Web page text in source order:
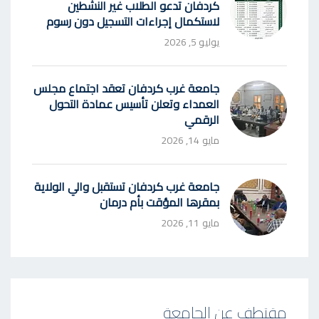
كردفان تدعو الطلاب غير النشطين
لاستكمال إجراءات التسجيل دون رسوم
يوليو 5, 2026
جامعة غرب كردفان تعقد اجتماع مجلس
العمداء وتعلن تأسيس عمادة التحول
الرقمي
مايو 14, 2026
جامعة غرب كردفان تستقبل والي الولاية
بمقرها المؤقت بأم درمان
مايو 11, 2026
مقتطف عن الجامعة